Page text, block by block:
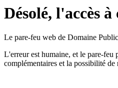
Désolé, l'accès
Le pare-feu web de Domaine
L'erreur est humaine, et le pare-feu
complémentaires et la possibilité